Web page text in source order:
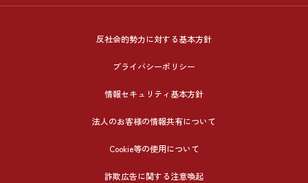
反社会的勢力に対する基本方針
プライバシーポリシー
情報セキュリティ基本方針
法人のお客様の情報共有について
Cookie等の使用について
詐欺広告に関する注意喚起